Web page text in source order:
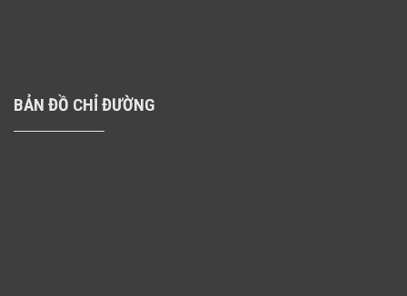
BẢN ĐỒ CHỈ ĐƯỜNG